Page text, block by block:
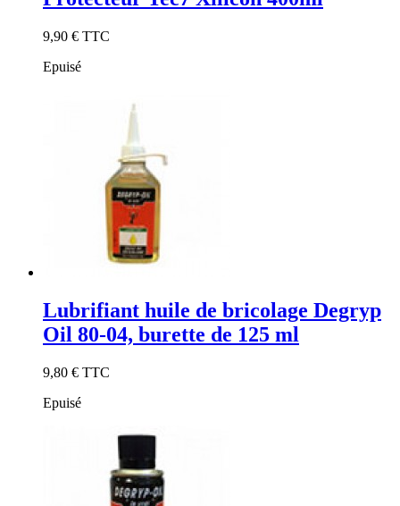
9,90 € TTC
Epuisé
Lubrifiant huile de bricolage Degryp
Oil 80-04, burette de 125 ml
9,80 € TTC
Epuisé